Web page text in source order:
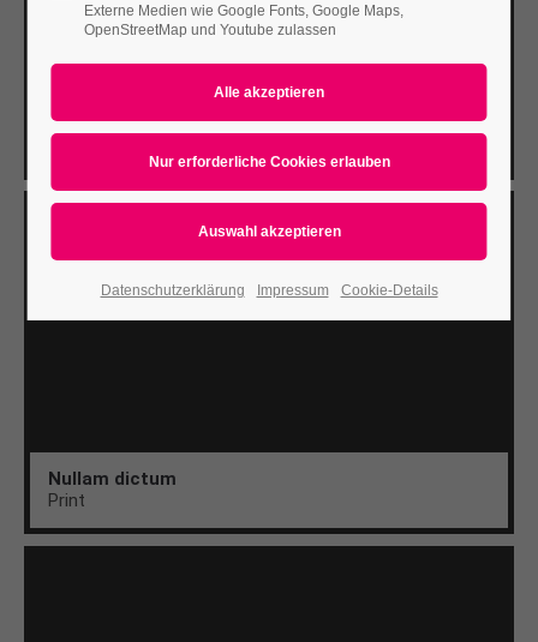
Aenean
Nullam dictum
Print
Externe Medien wie Google Fonts, Google Maps,
OpenStreetMap und Youtube zulassen
Datenschutzerklärung Impressum Cookie-Details